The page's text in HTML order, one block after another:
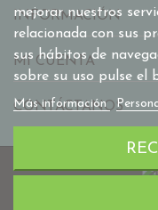
mejorar nuestros
relacionada con sus
sus hábitos de
sobre su uso pulse el
Más información
INFORMACIÓN
MI CUENTA
CONTÁCTANOS
©